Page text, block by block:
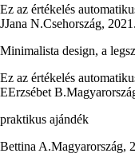
Ez az értékelés
JJana N.Csehország,
Minimalista design, a
Ez az értékelés
EErzsébet B.
praktikus ajándék
Bettina A.Magyarország,